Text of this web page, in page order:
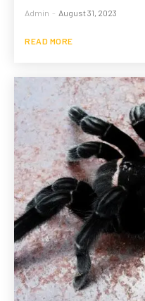
Admin - August 31, 2023
READ MORE